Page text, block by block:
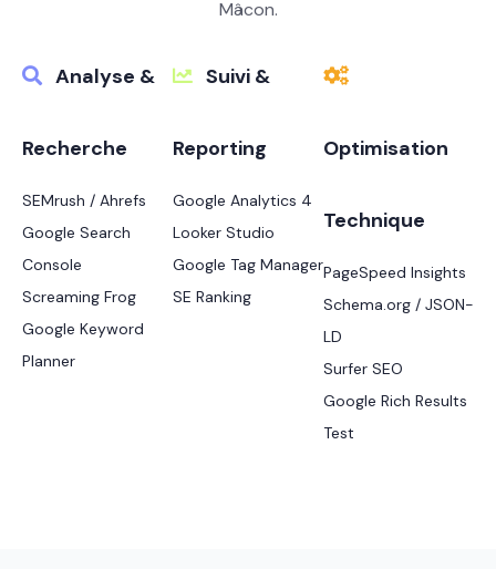
Mâcon.
Analyse &
Recherche
SEMrush / Ahrefs
Google Search
Console
Screaming Frog
Google Keyword
Planner
Suivi &
Reporting
Google Analytics 4
Looker Studio
Google Tag Manager
SE Ranking
Optimisation
Technique
PageSpeed Insights
Schema.org / JSON-
LD
Surfer SEO
Google Rich Results
Test